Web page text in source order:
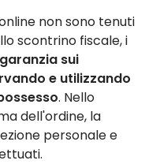
non sono tenuti
scontrino fiscale, i
sui
e utilizzando
. Nello
dell'ordine, la
personale e